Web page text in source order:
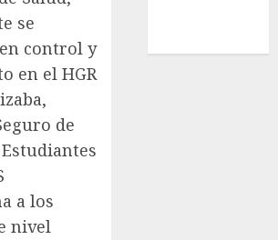
se
control y
en el HGR
de
a los
nivel